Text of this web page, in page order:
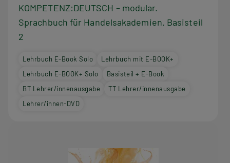
KOMPETENZ:DEUTSCH – modular.
Sprachbuch für Handelsakademien. Basisteil
2
Lehrbuch E-Book Solo
Lehrbuch mit E-BOOK+
Lehrbuch E-BOOK+ Solo
Basisteil + E-Book
BT Lehrer/innenausgabe
TT Lehrer/innenausgabe
Lehrer/innen-DVD